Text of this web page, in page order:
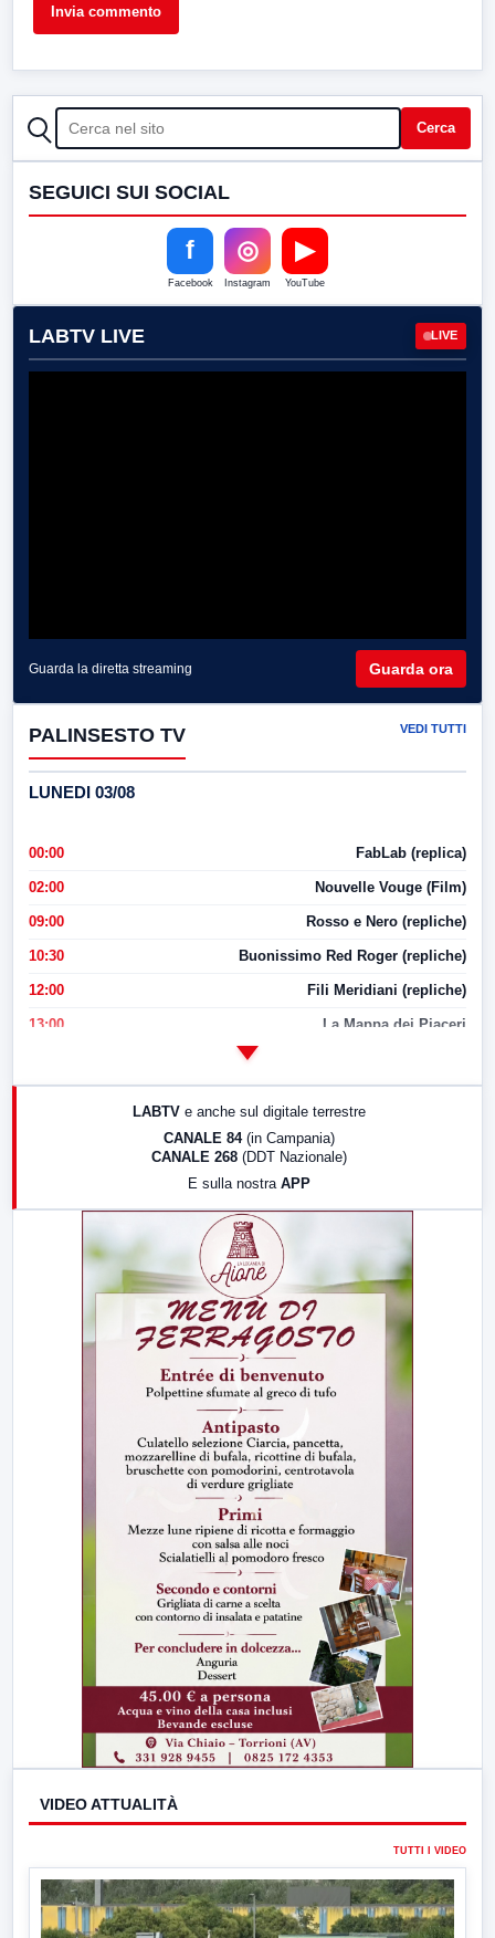
CERCA Cerca
SEGUICI SUI SOCIAL
f
Facebook
◎
Instagram
▶
YouTube
LABTV LIVE LIVE
Guarda la diretta streaming Guarda ora
PALINSESTO TV VEDI TUTTI
LUNEDI 03/08
00:00 FabLab (replica)
02:00 Nouvelle Vouge (Film)
09:00 Rosso e Nero (repliche)
10:30 Buonissimo Red Roger (repliche)
12:00 Fili Meridiani (repliche)
13:00 La Mappa dei Piaceri
LABTV e anche sul digitale terrestre
CANALE 84 (in Campania)
CANALE 268 (DDT Nazionale)
E sulla nostra APP
VIDEO ATTUALITÀ
TUTTI I VIDEO